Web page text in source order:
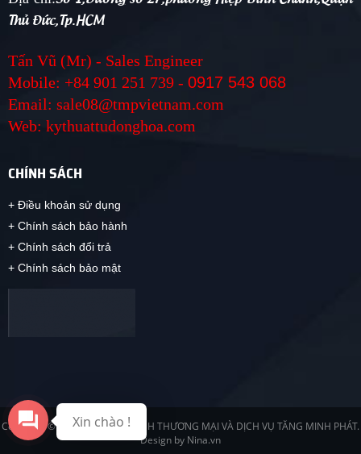
Thủ Đức,Tp.HCM
Tấn Vũ (Mr) - Sales Engineer
Mobile: +84 901 251 739 - 0917 543 068
Email: sale08@tmpvietnam.com
Web: kythuattudonghoa.com
CHÍNH SÁCH
+ Điều khoản sử dụng
+ Chính sách bảo hành
+ Chính sách đổi trả
+ Chính sách bảo mật
Copyright © 2019 CÔNG TY TNHH THƯƠNG MẠI VÀ DỊCH VỤ TĂNG MINH PHÁT.
Design by Nina.vn
Xin chào !